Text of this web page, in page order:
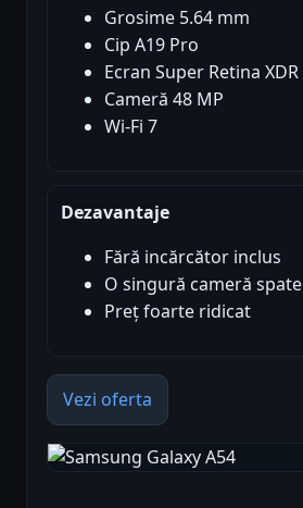
Grosime 5.64 mm
Cip A19 Pro
Ecran Super Retina XDR
Cameră 48 MP
Wi-Fi 7
Dezavantaje
Fără incărcător inclus
O singură cameră spate
Preț foarte ridicat
Vezi oferta